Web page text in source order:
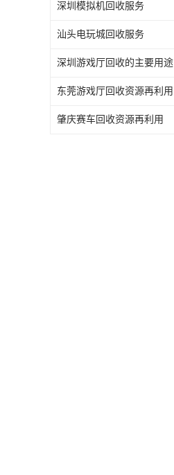
深圳模拟机回收服务
汕头电玩城回收服务
深圳游戏厅回收的主要用途
东莞游戏厅回收资源再利用
肇庆赛车回收资源再利用